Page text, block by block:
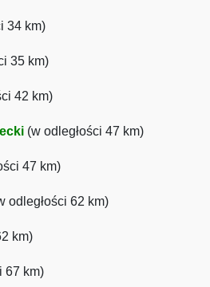
34 km)
35 km)
42 km)
(w odległości 47 km)
47 km)
odległości 62 km)
km)
67 km)